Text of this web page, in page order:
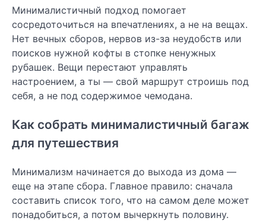
Минималистичный подход помогает
сосредоточиться на впечатлениях, а не на вещах.
Нет вечных сборов, нервов из-за неудобств или
поисков нужной кофты в стопке ненужных
рубашек. Вещи перестают управлять
настроением, а ты — свой маршрут строишь под
себя, а не под содержимое чемодана.
Как собрать минималистичный багаж
для путешествия
Минимализм начинается до выхода из дома —
еще на этапе сбора. Главное правило: сначала
составить список того, что на самом деле может
понадобиться, а потом вычеркнуть половину.